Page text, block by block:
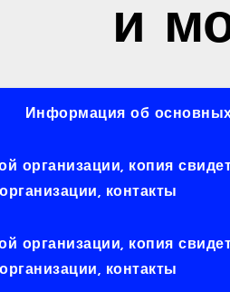
и
Информация об
организации, копия
контакты
организации, копия
контакты